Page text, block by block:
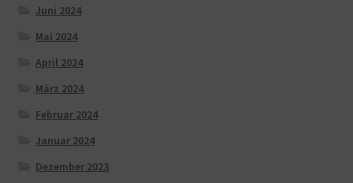
Juni 2024
Mai 2024
April 2024
März 2024
Februar 2024
Januar 2024
Dezember 2023